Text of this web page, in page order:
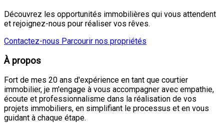
Découvrez les opportunités immobilières qui vous attendent
et rejoignez-nous pour réaliser vos rêves.
Contactez-nous Parcourir nos propriétés
À propos
Fort de mes 20 ans d'expérience en tant que courtier
immobilier, je m'engage à vous accompagner avec empathie,
écoute et professionnalisme dans la réalisation de vos
projets immobiliers, en simplifiant le processus et en vous
guidant à chaque étape.